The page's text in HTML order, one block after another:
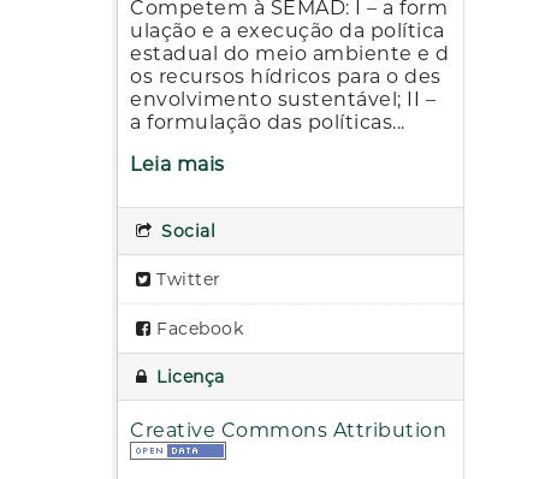
Competem à SEMAD: I – a form
ulação e a execução da política
estadual do meio ambiente e d
os recursos hídricos para o des
envolvimento sustentável; II –
a formulação das políticas...
Leia mais
Social
Twitter
Facebook
Licença
Creative Commons Attribution